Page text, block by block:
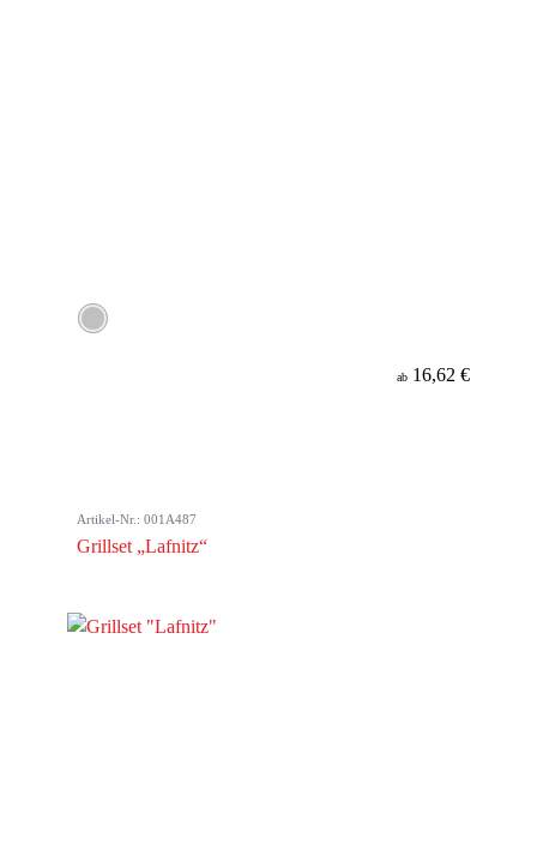
ab 16,62 €
Artikel-Nr.: 001A487
Grillset „Lafnitz“